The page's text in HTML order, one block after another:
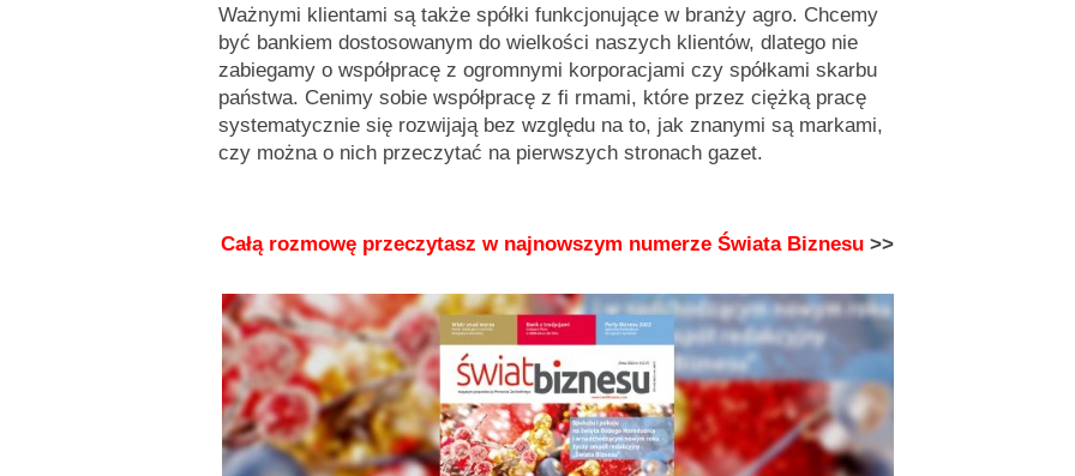
Ważnymi klientami są także spółki funkcjonujące w branży agro. Chcemy
być bankiem dostosowanym do wielkości naszych klientów, dlatego nie
zabiegamy o współpracę z ogromnymi korporacjami czy spółkami skarbu
państwa. Cenimy sobie współpracę z fi rmami, które przez ciężką pracę
systematycznie się rozwijają bez względu na to, jak znanymi są markami,
czy można o nich przeczytać na pierwszych stronach gazet.
Całą rozmowę przeczytasz w najnowszym numerze Świata Biznesu >>